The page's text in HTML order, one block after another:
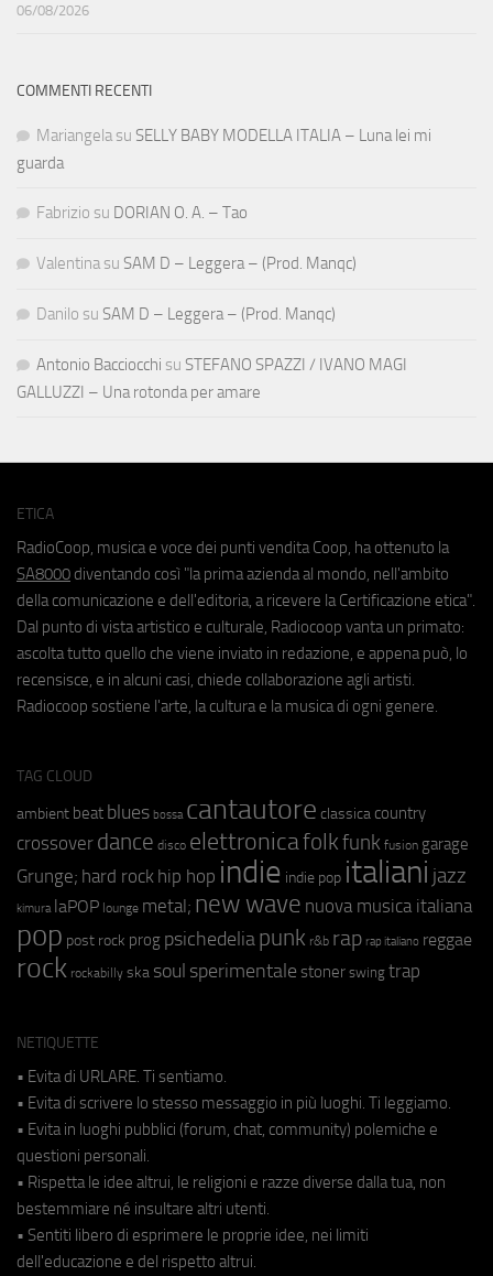
06/08/2026
COMMENTI RECENTI
Mariangela su SELLY BABY MODELLA ITALIA – Luna lei mi
guarda
Fabrizio su DORIAN O. A. – Tao
Valentina su SAM D – Leggera – (Prod. Manqc)
Danilo su SAM D – Leggera – (Prod. Manqc)
Antonio Bacciocchi su STEFANO SPAZZI / IVANO MAGI
GALLUZZI – Una rotonda per amare
ETICA
RadioCoop, musica e voce dei punti vendita Coop, ha ottenuto la
SA8000 diventando così "la prima azienda al mondo, nell'ambito
della comunicazione e dell'editoria, a ricevere la Certificazione etica".
Dal punto di vista artistico e culturale, Radiocoop vanta un primato:
ascolta tutto quello che viene inviato in redazione, e appena può, lo
recensisce, e in alcuni casi, chiede collaborazione agli artisti.
Radiocoop sostiene l'arte, la cultura e la musica di ogni genere.
TAG CLOUD
ambient beat blues bossa cantautore classica country
crossover dance disco elettronicafolkfunk fusion garage
Grunge; hard rock hip hop indie indie pop italiani jazz
kimura laPOP lounge metal; new wave nuova musica italiana
pop post rock prog psichedeliapunk r&b rap rap italiano reggae
rock rockabilly ska soul sperimentale stoner swing trap
NETIQUETTE
• Evita di URLARE. Ti sentiamo.
• Evita di scrivere lo stesso messaggio in più luoghi. Ti leggiamo.
• Evita in luoghi pubblici (forum, chat, community) polemiche e
questioni personali.
• Rispetta le idee altrui, le religioni e razze diverse dalla tua, non
bestemmiare né insultare altri utenti.
• Sentiti libero di esprimere le proprie idee, nei limiti
dell'educazione e del rispetto altrui.